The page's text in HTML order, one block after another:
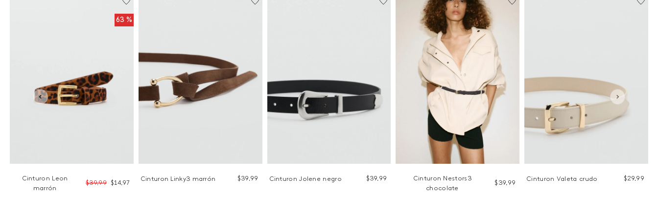
63 %
Cinturon Leon
marrón
$39,99 $14,97
Cinturon Linky3 marrón $39,99 Cinturon Jolene negro $39,99
Cinturon Nestors3
chocolate
$ 39,99
Cinturon Valeta crudo $29,99